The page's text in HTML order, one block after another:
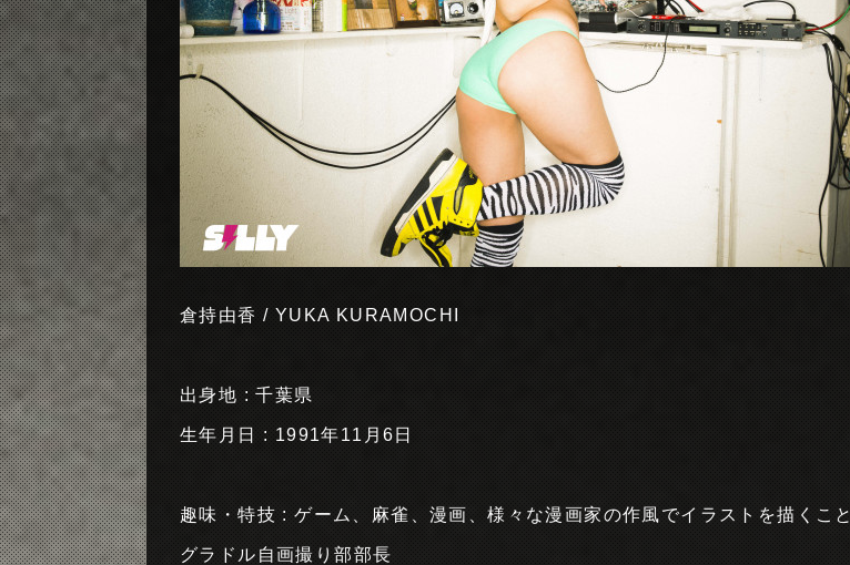
倉持由香 / YUKA KURAMOCHI
出身地 : 千葉県
生年月日 : 1991年11月6日
趣味・特技 : ゲーム、麻雀、漫画、様々な漫画家の作風でイラストを描くこと
グラドル自画撮り部部長